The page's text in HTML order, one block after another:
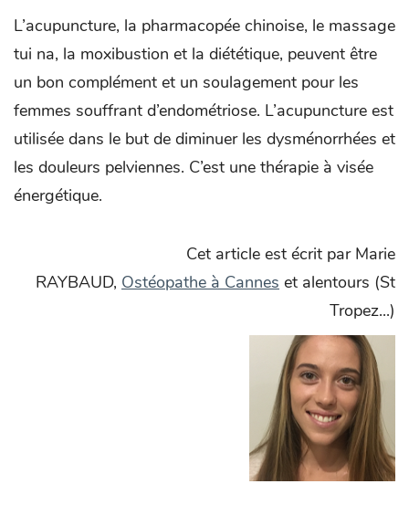
L’acupuncture, la pharmacopée chinoise, le massage
tui na, la moxibustion et la diététique, peuvent être
un bon complément et un soulagement pour les
femmes souffrant d’endométriose. L’acupuncture est
utilisée dans le but de diminuer les dysménorrhées et
les douleurs pelviennes. C’est une thérapie à visée
énergétique.
Cet article est écrit par Marie
RAYBAUD, Ostéopathe à Cannes et alentours (St
Tropez...)